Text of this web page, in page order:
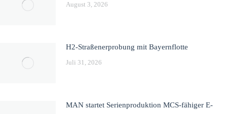
August 3, 2026
H2-Straßenerprobung mit Bayernflotte
Juli 31, 2026
MAN startet Serienproduktion MCS-fähiger E-